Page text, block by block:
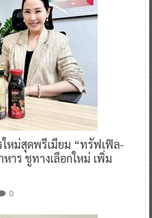
หม่สุดพรีเมียม “ทรัฟเฟิล-
าร ชูทางเลือกใหม่ เพิ่ม
0